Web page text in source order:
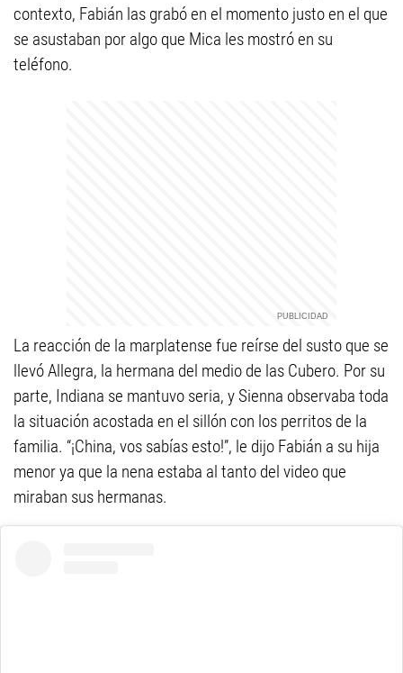
contexto, Fabián las grabó en el momento justo en el que
se asustaban por algo que Mica les mostró en su
teléfono.
La reacción de la marplatense fue reírse del susto que se
llevó Allegra, la hermana del medio de las Cubero. Por su
parte, Indiana se mantuvo seria, y Sienna observaba toda
la situación acostada en el sillón con los perritos de la
familia. “¡China, vos sabías esto!”, le dijo Fabián a su hija
menor ya que la nena estaba al tanto del video que
miraban sus hermanas.